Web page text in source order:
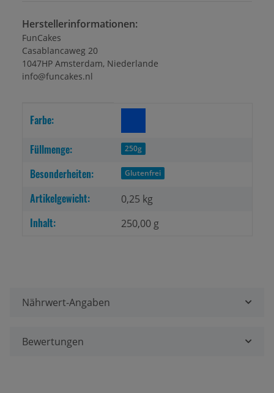
Herstellerinformationen:
FunCakes
Casablancaweg 20
1047HP Amsterdam, Niederlande
info@funcakes.nl
Produkteigenschaft
Wert
Farbe:
Füllmenge:
250g
Besonderheiten: Glutenfrei
Artikelgewicht: 0,25 kg
Inhalt: 250,00 g
Nährwert-Angaben
Bewertungen